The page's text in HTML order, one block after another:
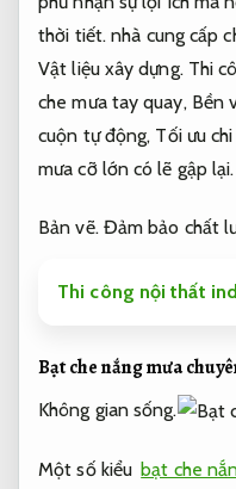
thời tiết. nhà cung cấp
Vật liệu xây dựng. Thi
che mưa tay quay, Bền
cuộn tự động, Tối ưu
mưa cỡ lớn có lẽ gập lại.
Bản vẽ. Đảm bảo chất
Thi công nội thất
Bạt che nắng mưa
Không gian sống.
Một số kiểu bạt che